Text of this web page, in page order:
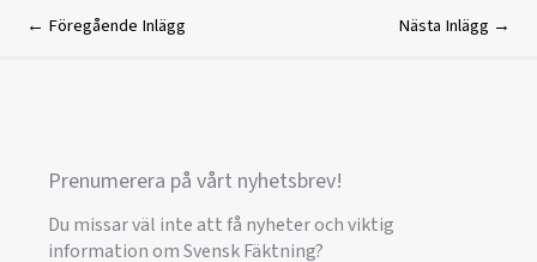
← Föregående Inlägg Nästa Inlägg →
Prenumerera på vårt nyhetsbrev!
Du missar väl inte att få nyheter och viktig
information om Svensk Fäktning?